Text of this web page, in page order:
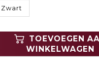
Zwart
TOEVOEGEN
WINKELWAGEN